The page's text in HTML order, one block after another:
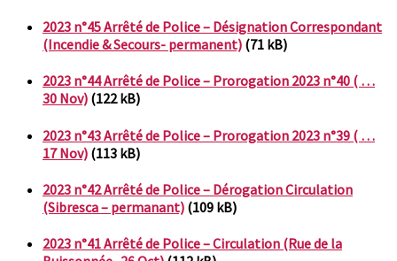
2023 n°45 Arrêté de Police – Désignation Correspondant
(Incendie & Secours- permanent) (71 kB)
2023 n°44 Arrêté de Police – Prorogation 2023 n°40 ( …
30 Nov) (122 kB)
2023 n°43 Arrêté de Police – Prorogation 2023 n°39 ( …
17 Nov) (113 kB)
2023 n°42 Arrêté de Police – Dérogation Circulation
(Sibresca – permanant) (109 kB)
2023 n°41 Arrêté de Police – Circulation (Rue de la